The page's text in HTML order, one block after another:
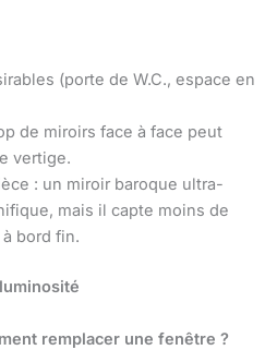
(porte de W.C., espace en
de miroirs face à face peut
vertige.
: un miroir baroque ultra-
mais il capte moins de
bord fin.
remplacer une fenêtre ?